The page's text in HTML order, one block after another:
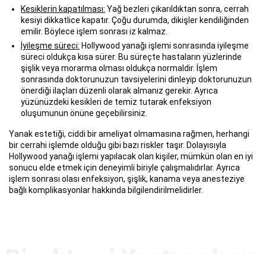
Kesiklerin kapatılması: Yağ bezleri çıkarıldıktan sonra, cerrah
kesiyi dikkatlice kapatır. Çoğu durumda, dikişler kendiliğinden
emilir. Böylece işlem sonrası iz kalmaz.
İyileşme süreci: Hollywood yanağı işlemi sonrasında iyileşme
süreci oldukça kısa sürer. Bu süreçte hastaların yüzlerinde
şişlik veya morarma olması oldukça normaldir. İşlem
sonrasında doktorunuzun tavsiyelerini dinleyip doktorunuzun
önerdiği ilaçları düzenli olarak almanız gerekir. Ayrıca
yüzünüzdeki kesikleri de temiz tutarak enfeksiyon
oluşumunun önüne geçebilirsiniz.
Yanak estetiği, ciddi bir ameliyat olmamasına rağmen, herhangi
bir cerrahi işlemde olduğu gibi bazı riskler taşır. Dolayısıyla
Hollywood yanağı işlemi yapılacak olan kişiler, mümkün olan en iyi
sonucu elde etmek için deneyimli biriyle çalışmalıdırlar. Ayrıca
işlem sonrası olası enfeksiyon, şişlik, kanama veya anesteziye
bağlı komplikasyonlar hakkında bilgilendirilmelidirler.